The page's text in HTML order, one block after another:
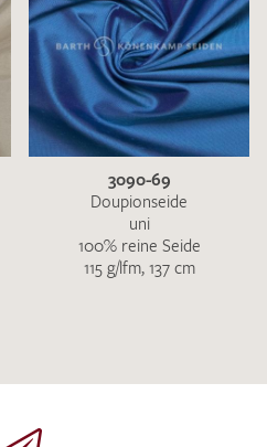
3090-69
Doupionseide
uni
100% reine Seide
115 g/lfm, 137 cm